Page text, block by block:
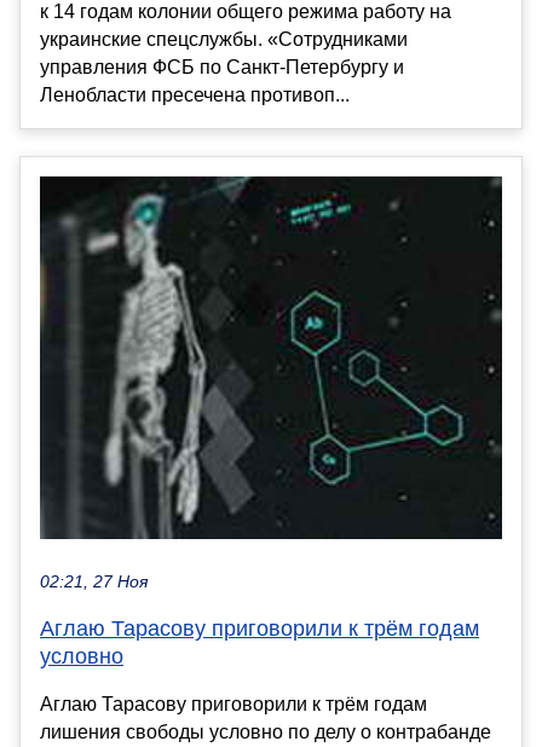
к 14 годам колонии общего режима работу на
украинские спецслужбы. «Сотрудниками
управления ФСБ по Санкт-Петербургу и
Ленобласти пресечена противоп...
02:21, 27 Ноя
Аглаю Тарасову приговорили к трём годам
условно
Аглаю Тарасову приговорили к трём годам
лишения свободы условно по делу о контрабанде